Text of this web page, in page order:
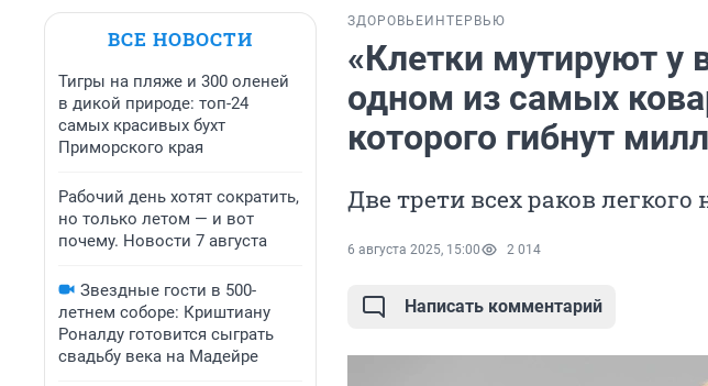
ВСЕ НОВОСТИ
Тигры на пляже и 300 оленей
в дикой природе: топ-24
самых красивых бухт
Приморского края
Рабочий день хотят сократить,
но только летом — и вот
почему. Новости 7 августа
Звездные гости в 500-
летнем соборе: Криштиану
Роналду готовится сыграть
свадьбу века на Мадейре
ЗДОРОВЬЕ ИНТЕРВЬЮ
«Клетки мутируют у
одном из самых
которого гибнут
Две трети всех раков
6 августа 2025, 15:00 2 014
Написать комментарий